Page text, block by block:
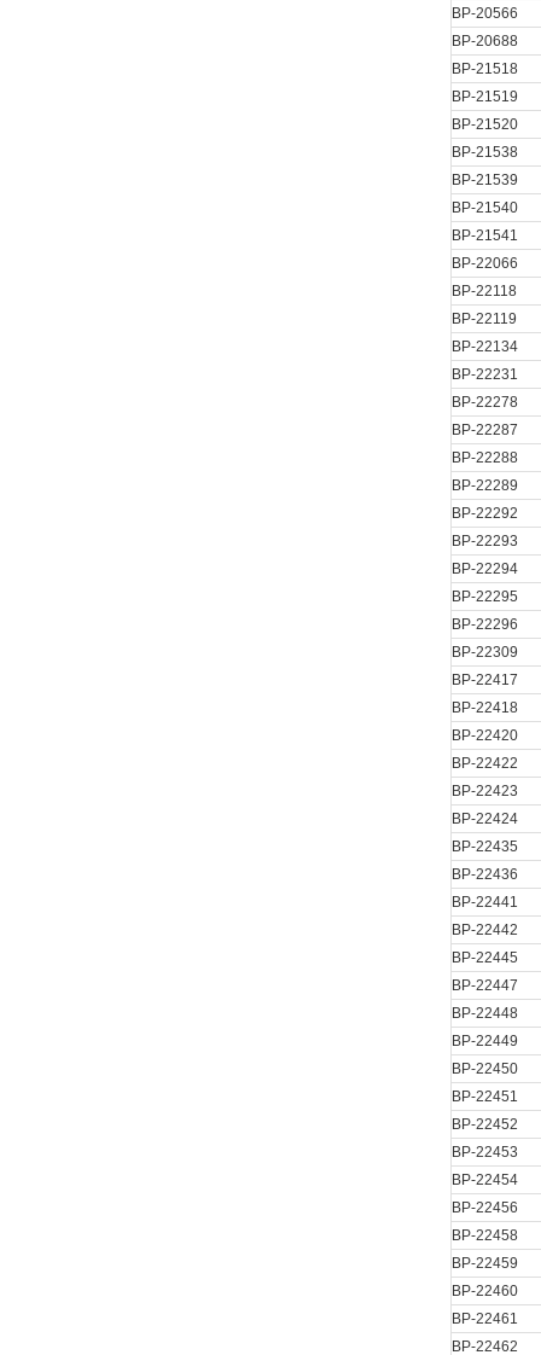
BP-20566
BP-20688
BP-21518
BP-21519
BP-21520
BP-21538
BP-21539
BP-21540
BP-21541
BP-22066
BP-22118
BP-22119
BP-22134
BP-22231
BP-22278
BP-22287
BP-22288
BP-22289
BP-22292
BP-22293
BP-22294
BP-22295
BP-22296
BP-22309
BP-22417
BP-22418
BP-22420
BP-22422
BP-22423
BP-22424
BP-22435
BP-22436
BP-22441
BP-22442
BP-22445
BP-22447
BP-22448
BP-22449
BP-22450
BP-22451
BP-22452
BP-22453
BP-22454
BP-22456
BP-22458
BP-22459
BP-22460
BP-22461
BP-22462